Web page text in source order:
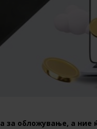
за обложување, а ние